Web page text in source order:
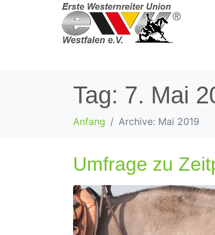
Tag: 7. Mai
Anfang Archive: Mai 2019
Umfrage zu